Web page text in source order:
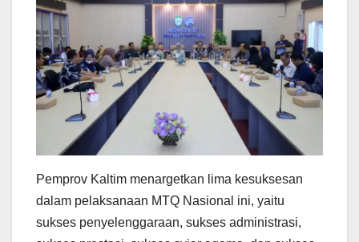
Pemprov Kaltim menargetkan lima kesuksesan
dalam pelaksanaan MTQ Nasional ini, yaitu
sukses penyelenggaraan, sukses administrasi,